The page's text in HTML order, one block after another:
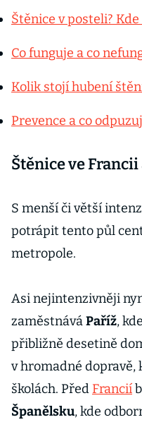
Štěnice v posteli?
Co funguje a co
Kolik stojí hubení
Prevence a co
Štěnice ve
S menší či větší
potrápit tento půl
metropole.
Asi nejintenzivněji
zaměstnáváPaříž,
přibližně desetině
v hromadné dopravě,
školách. Před Francií
Španělsku, kde